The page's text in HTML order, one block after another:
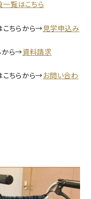
一覧はこちら
こちらから→ 見学申込み
から→資料請求
こちらから→お問い合わ